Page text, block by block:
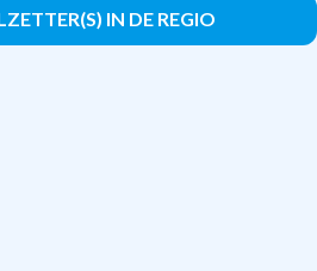
IN DE REGIO